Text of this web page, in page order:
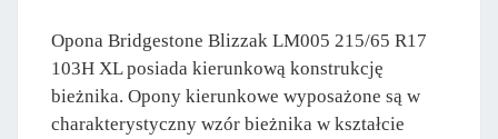
Opona Bridgestone Blizzak LM005 215/65 R17
103H XL posiada kierunkową konstrukcję
bieżnika. Opony kierunkowe wyposażone są w
charakterystyczny wzór bieżnika w kształcie